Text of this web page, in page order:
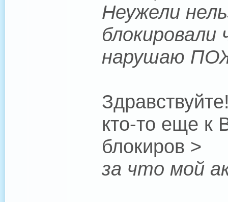
Неужели
блокировали
нарушаю
кто-то еще к
блокиров >
за что мой